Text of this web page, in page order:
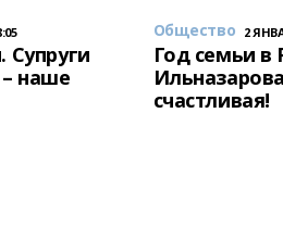
Супруги
наше
Общество 2
Год семьи в
счастливая!